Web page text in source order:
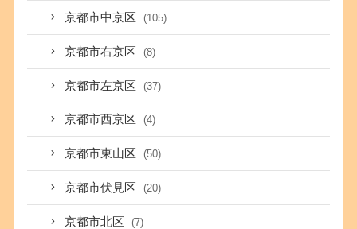
京都市中京区 (105)
京都市右京区 (8)
京都市左京区 (37)
京都市西京区 (4)
京都市東山区 (50)
京都市伏見区 (20)
京都市北区 (7)